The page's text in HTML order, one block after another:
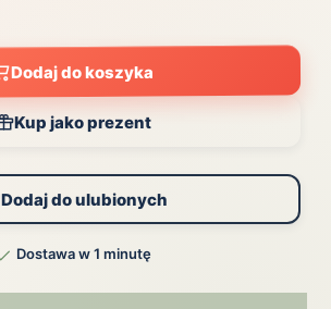
Dodaj do koszyka
Kup jako prezent
Dodaj do ulubionych
Dostawa w 1 minutę